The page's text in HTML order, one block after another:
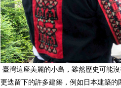
臺灣這座美麗的小島，雖然歷史可能
更迭留下的許多建築，例如日本建築